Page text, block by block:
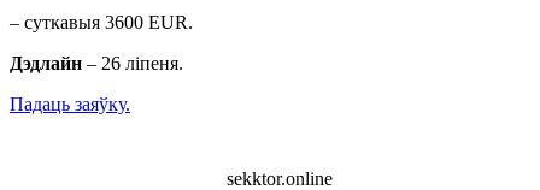
– суткавыя 3600 EUR.
Дэдлайн – 26 ліпеня.
Падаць заяўку.
sekktor.online